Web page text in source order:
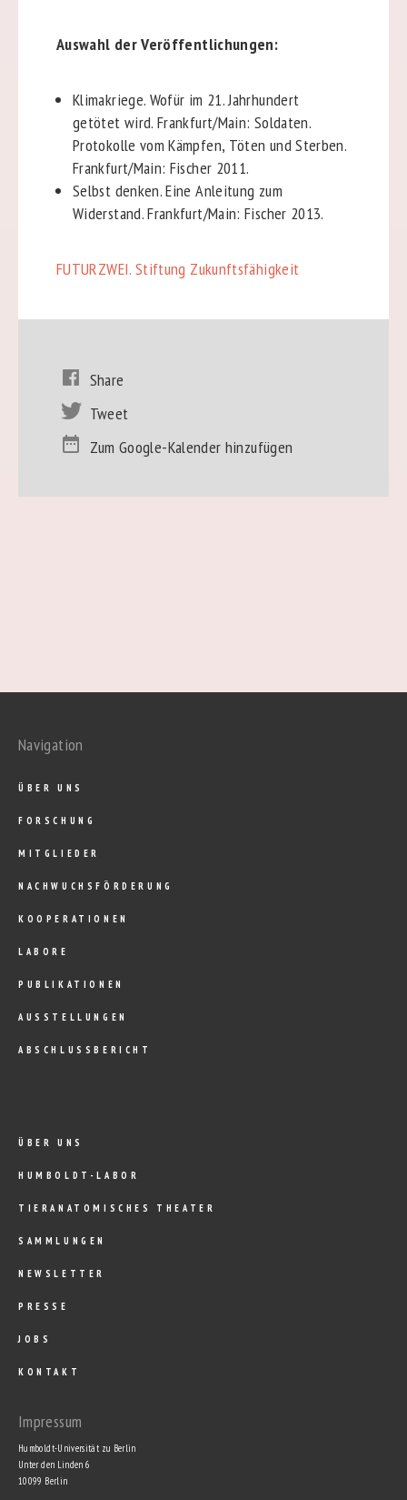
Auswahl der Veröffentlichungen:
Klimakriege. Wofür im 21. Jahrhundert
getötet wird. Frankfurt/Main: Soldaten.
Protokolle vom Kämpfen, Töten und Sterben.
Frankfurt/Main: Fischer 2011.
Selbst denken. Eine Anleitung zum
Widerstand. Frankfurt/Main: Fischer 2013.
FUTURZWEI. Stiftung Zukunftsfähigkeit
Share
Tweet
Zum Google-Kalender hinzufügen
Navigation
ÜBER UNS
FORSCHUNG
MITGLIEDER
NACHWUCHSFÖRDERUNG
KOOPERATIONEN
LABORE
PUBLIKATIONEN
AUSSTELLUNGEN
ABSCHLUSSBERICHT
ÜBER UNS
HUMBOLDT-LABOR
TIERANATOMISCHES THEATER
SAMMLUNGEN
NEWSLETTER
PRESSE
JOBS
KONTAKT
Impressum
Humboldt-Universität zu Berlin
Unter den Linden 6
10099 Berlin